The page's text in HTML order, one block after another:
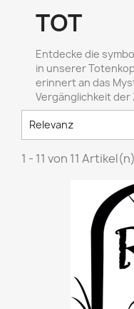
TOT
Entdecke die
in unserer
erinnert an das
Vergänglichkeit der
Relevanz
1 - 11 von 11 Artikel(n)